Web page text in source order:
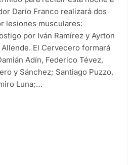
Darío Franco realizará dos
lesiones musculares:
por Iván Ramírez y Ayrton
El Cervecero formará
Adín, Federico Tévez,
y Sánchez; Santiago Puzzo,
Luna;…